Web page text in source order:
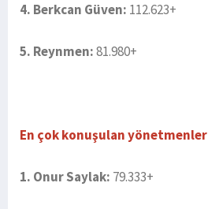
4. Berkcan Güven: 112.623+
5. Reynmen:81.980+
En çok konuşulan yönetmenler
1. Onur Saylak: 79.333+